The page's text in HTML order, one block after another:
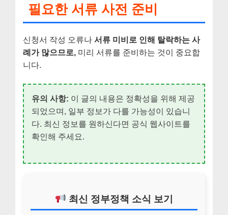
필요한 서류 사전 준비
신청서 작성 오류나 서류 미비로 인해 탈락하는 사
례가 많으므로, 미리 서류를 준비하는 것이 중요합
니다.
유의 사항: 이 글의 내용은 정확성을 위해 제공
되었으며, 일부 정보가 다를 가능성이 있습니
다. 최신 정보를 원하신다면 공식 웹사이트를
확인해 주세요.
최신 정부정책 소식 보기